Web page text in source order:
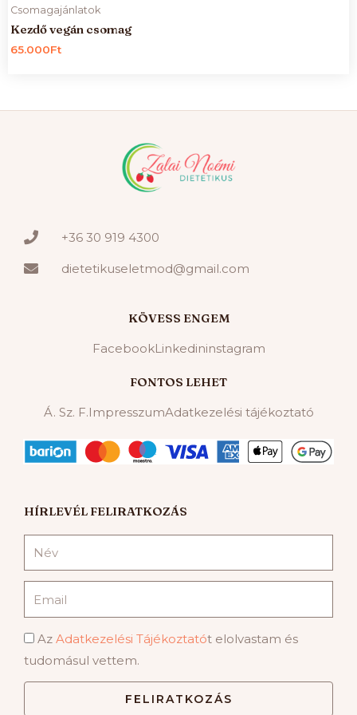
Csomagajánlatok
Kezdő vegán csomag
65.000Ft
+36 30 919 4300
dietetikuseletmod@gmail.com
KÖVESS ENGEM
FacebookLinkedininstagram
FONTOS LEHET
Á. Sz. F.ImpresszumAdatkezelési tájékoztató
HÍRLEVÉL FELIRATKOZÁS
Adatvédelmi
Az Adatkezelési Tájékoztatót elolvastam és
tudomásul vettem.
FELIRATKOZÁS